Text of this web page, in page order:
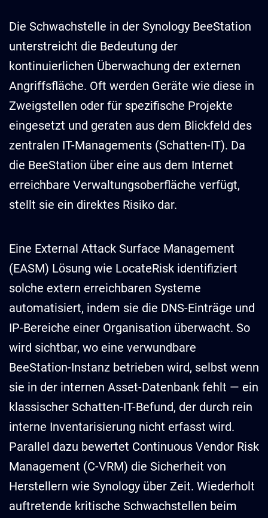
Die Schwachstelle in der Synology BeeStation
unterstreicht die Bedeutung der
kontinuierlichen Überwachung der externen
Angriffsfläche. Oft werden Geräte wie diese in
Zweigstellen oder für spezifische Projekte
eingesetzt und geraten aus dem Blickfeld des
zentralen IT-Managements (Schatten-IT). Da
die BeeStation über eine aus dem Internet
erreichbare Verwaltungsoberfläche verfügt,
stellt sie ein direktes Risiko dar.
Eine External Attack Surface Management
(EASM) Lösung wie LocateRisk identifiziert
solche extern erreichbaren Systeme
automatisiert, indem sie die DNS-Einträge und
IP-Bereiche einer Organisation überwacht. So
wird sichtbar, wo eine verwundbare
BeeStation-Instanz betrieben wird, selbst wenn
sie in der internen Asset-Datenbank fehlt — ein
klassischer Schatten-IT-Befund, der durch rein
interne Inventarisierung nicht erfasst wird.
Parallel dazu bewertet Continuous Vendor Risk
Management (C-VRM) die Sicherheit von
Herstellern wie Synology über Zeit. Wiederholt
auftretende kritische Schwachstellen beim